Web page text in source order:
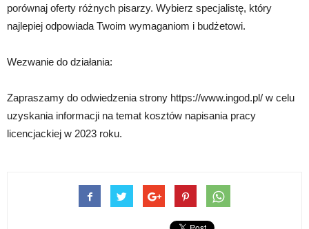
porównaj oferty różnych pisarzy. Wybierz specjalistę, który
najlepiej odpowiada Twoim wymaganiom i budżetowi.
Wezwanie do działania:
Zapraszamy do odwiedzenia strony https://www.ingod.pl/ w celu
uzyskania informacji na temat kosztów napisania pracy
licencjackiej w 2023 roku.